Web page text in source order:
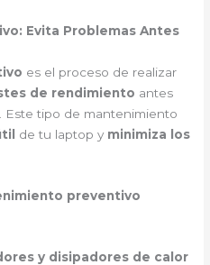
Evita Problemas Antes
es el proceso de realizar
de rendimiento antes
Este tipo de mantenimiento
de tu laptop y minimiza los
preventivo
y disipadores de calor